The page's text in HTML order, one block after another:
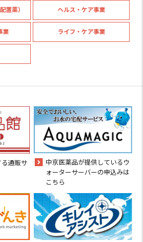
置薬） ヘルス・ケア事業
業 ライフ・ケア事業
通販サ
中京医薬品が提供しているウ
ォーターサーバーの申込みは
こちら